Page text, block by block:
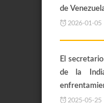
de
2026-01-05
El
de la
2025-05-25